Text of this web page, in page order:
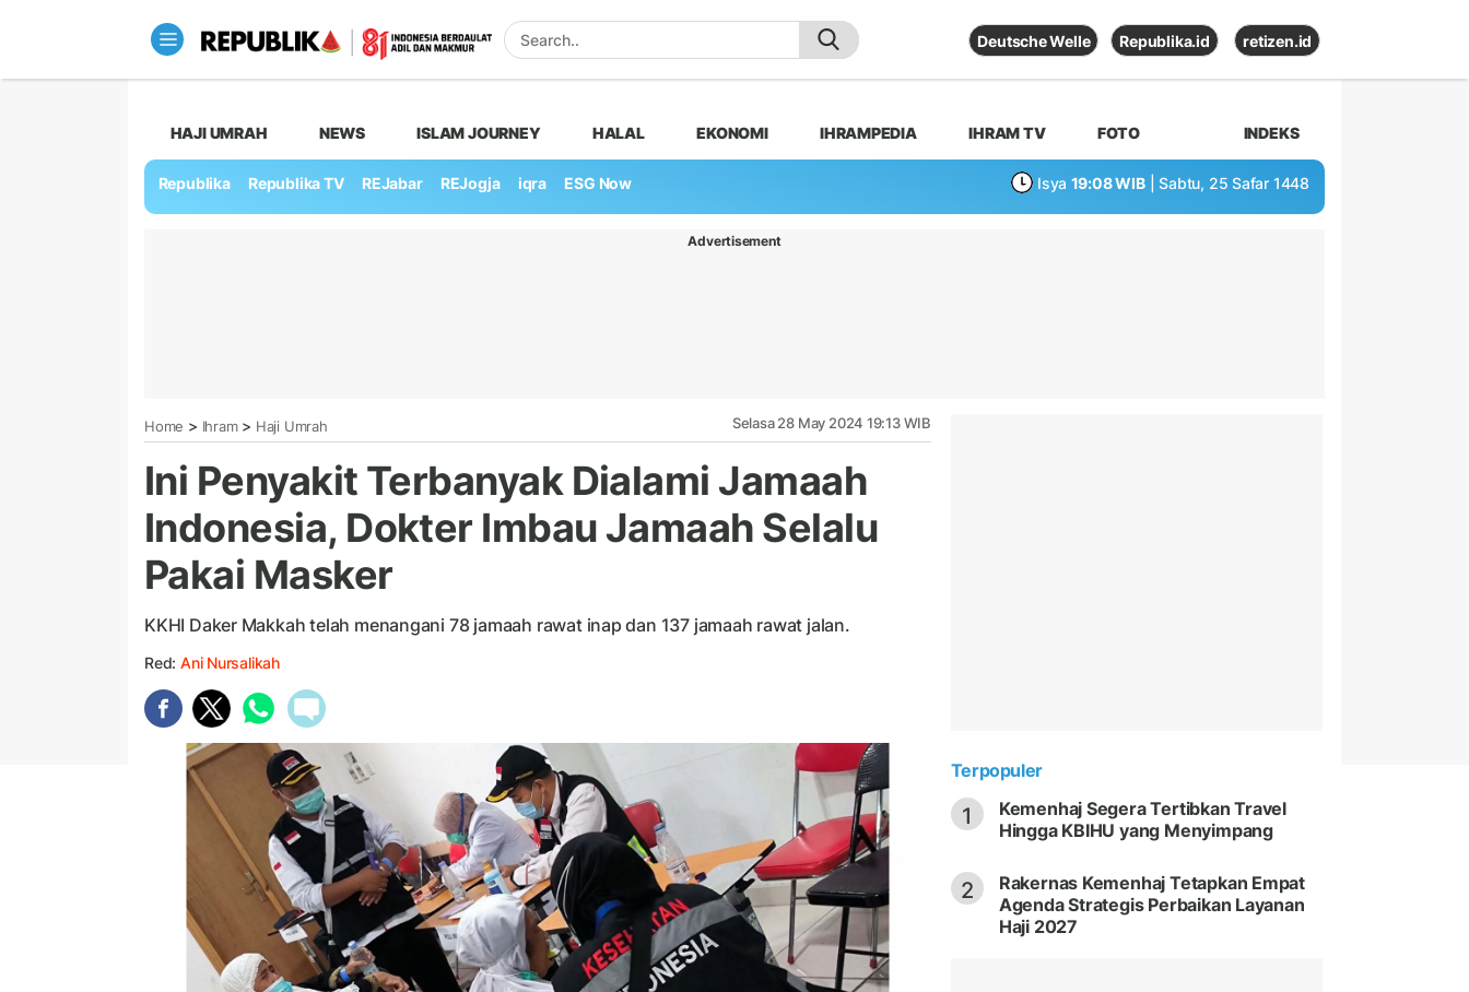
Deutsche Welle Republika.id retizen.id
HAJI UMRAH NEWS ISLAM JOURNEY HALAL EKONOMI IHRAMPEDIA IHRAM TV FOTO INDEKS
Republika Republika TV REJabar REJogja iqra ESG Now Isya 19:08 WIB | Sabtu, 25 Safar 1448
Advertisement
Home > Ihram> Haji Umrah Selasa 28 May 2024 19:13 WIB
Ini Penyakit Terbanyak Dialami Jamaah
Indonesia, Dokter Imbau Jamaah Selalu
Pakai Masker
KKHI Daker Makkah telah menangani 78 jamaah rawat inap dan 137 jamaah rawat jalan.
Red: Ani Nursalikah
Terpopuler
1
Kemenhaj Segera Tertibkan Travel
Hingga KBIHU yang Menyimpang
2
Rakernas Kemenhaj Tetapkan Empat
Agenda Strategis Perbaikan Layanan
Haji 2027